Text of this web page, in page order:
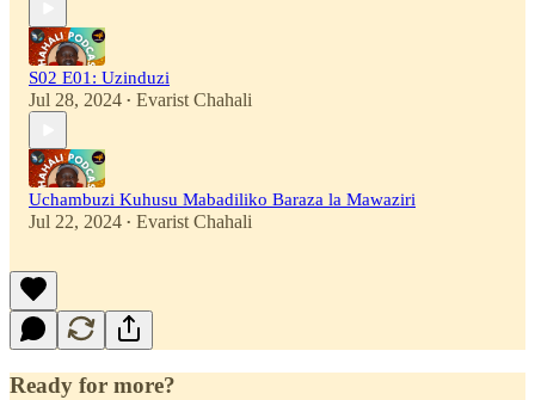
S02 E01: Uzinduzi
Jul 28, 2024 • Evarist Chahali
Uchambuzi Kuhusu Mabadiliko Baraza la Mawaziri
Jul 22, 2024 • Evarist Chahali
Ready for more?